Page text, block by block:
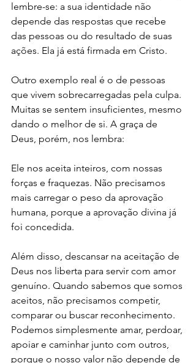
lembre-se: a sua identidade não
depende das respostas que recebe
das pessoas ou do resultado de suas
ações. Ela já está firmada em Cristo.
Outro exemplo real é o de pessoas
que vivem sobrecarregadas pela culpa.
Muitas se sentem insuficientes, mesmo
dando o melhor de si. A graça de
Deus, porém, nos lembra:
Ele nos aceita inteiros, com nossas
forças e fraquezas. Não precisamos
mais carregar o peso da aprovação
humana, porque a aprovação divina já
foi concedida.
Além disso, descansar na aceitação de
Deus nos liberta para servir com amor
genuíno. Quando sabemos que somos
aceitos, não precisamos competir,
comparar ou buscar reconhecimento.
Podemos simplesmente amar, perdoar,
apoiar e caminhar junto com outros,
porque o nosso valor não depende de